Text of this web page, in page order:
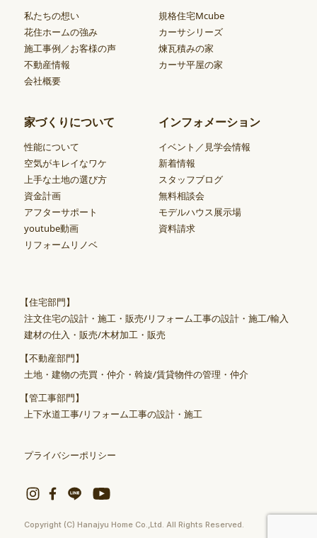
私たちの想い
花住ホームの強み
施工事例／お客様の声
不動産情報
会社概要
規格住宅Mcube
カーサシリーズ
煉瓦積みの家
カーサ平屋の家
家づくりについて
性能について
空気がキレイなワケ
上手な土地の選び方
資金計画
アフターサポート
youtube動画
リフォームリノベ
インフォメーション
イベント／見学会情報
新着情報
スタッフブログ
無料相談会
モデルハウス展示場
資料請求
【住宅部門】
注文住宅の設計・施工・販売/リフォーム工事の設計・施工/輸入
建材の仕入・販売/木材加工・販売
【不動産部門】
土地・建物の売買・仲介・斡旋/賃貸物件の管理・仲介
【管工事部門】
上下水道工事/リフォーム工事の設計・施工
プライバシーポリシー
Copyright (C) Hanajyu Home Co.,Ltd. All Rights Reserved.